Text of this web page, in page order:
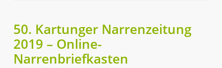
50. Kartunger Narrenzeitung
2019 – Online-
Narrenbriefkasten